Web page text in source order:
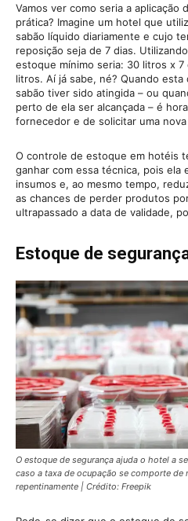
Vamos ver como seria a aplicação
prática? Imagine um hotel que
sabão líquido diariamente e cujo
reposição seja de 7 dias.
estoque mínimo seria: 30 litros x 7
litros. Aí já sabe, né? Quando esta
sabão tiver sido atingida – ou
perto de ela ser alcançada – é
fornecedor e de solicitar uma
O controle de estoque em hotéis
ganhar com essa técnica, pois ela
insumos e, ao mesmo tempo,
as chances de perder produtos
ultrapassado a data de validade,
Estoque de
O estoque de segurança ajuda o hotel a
caso a taxa de ocupação se comporte de
repentinamente | Crédito: Freepik